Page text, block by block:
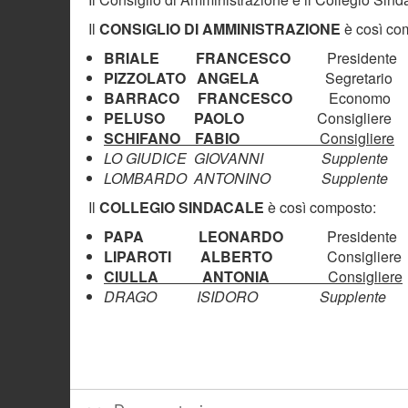
Il CONSIGLIO DI AMMINISTRAZIONE è così
BRIALE FRANCESCO Presidente
PIZZOLATO ANGELA Segretario
BARRACO FRANCESCO Economo
PELUSO PAOLO Consigliere
SCHIFANO FABIO Consigliere
LO GIUDICE GIOVANNI Supplente
LOMBARDO ANTONINO Supplente
Il COLLEGIO SINDACALE è così composto:
PAPA LEONARDO
Presidente
LIPAROTI ALBERTO Consigliere
CIULLA ANTONIA Consigliere
DRAGO ISIDORO Supplente